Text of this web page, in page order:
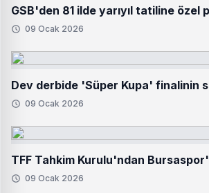
GSB'den 81 ilde yarıyıl tatiline özel
09 Ocak 2026
Dev derbide 'Süper Kupa' finalinin
09 Ocak 2026
TFF Tahkim Kurulu'ndan
09 Ocak 2026